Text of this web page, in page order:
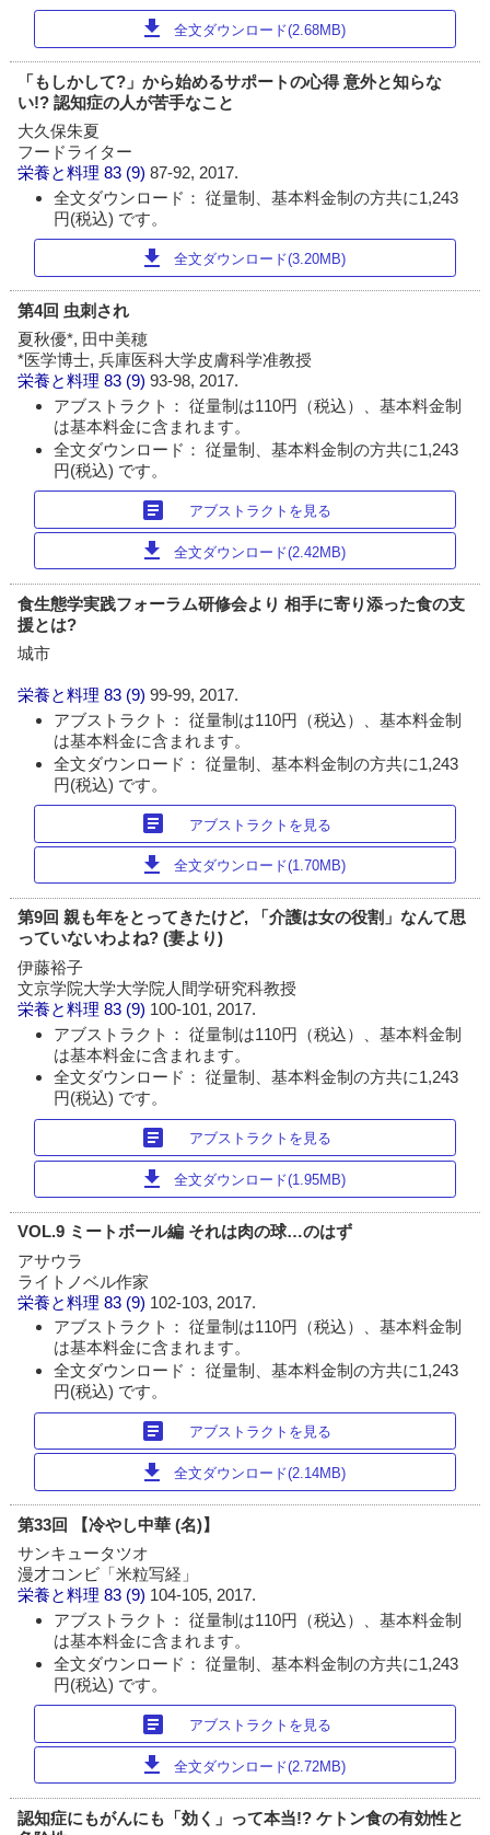
download 全文ダウンロード(2.68MB)
「もしかして?」から始めるサポートの心得 意外と知らな
い!? 認知症の人が苦手なこと
大久保朱夏
フードライター
栄養と料理 83 (9)87-92, 2017.
全文ダウンロード： 従量制、基本料金制の方共に1,243
円(税込) です。
download 全文ダウンロード(3.20MB)
第4回 虫刺され
夏秋優*, 田中美穂
*医学博士, 兵庫医科大学皮膚科学准教授
栄養と料理 83 (9)93-98, 2017.
アブストラクト： 従量制は110円（税込）、基本料金制
は基本料金に含まれます。
全文ダウンロード： 従量制、基本料金制の方共に1,243
円(税込) です。
article アブストラクトを見る
download 全文ダウンロード(2.42MB)
食生態学実践フォーラム研修会より 相手に寄り添った食の支
援とは?
城市
栄養と料理 83 (9)99-99, 2017.
アブストラクト： 従量制は110円（税込）、基本料金制
は基本料金に含まれます。
全文ダウンロード： 従量制、基本料金制の方共に1,243
円(税込) です。
article アブストラクトを見る
download 全文ダウンロード(1.70MB)
第9回 親も年をとってきたけど, 「介護は女の役割」なんて思
っていないわよね? (妻より)
伊藤裕子
文京学院大学大学院人間学研究科教授
栄養と料理 83 (9) 100-101, 2017.
アブストラクト： 従量制は110円（税込）、基本料金制
は基本料金に含まれます。
全文ダウンロード： 従量制、基本料金制の方共に1,243
円(税込) です。
article アブストラクトを見る
download 全文ダウンロード(1.95MB)
VOL.9 ミートボール編 それは肉の球…のはず
アサウラ
ライトノベル作家
栄養と料理 83 (9) 102-103, 2017.
アブストラクト： 従量制は110円（税込）、基本料金制
は基本料金に含まれます。
全文ダウンロード： 従量制、基本料金制の方共に1,243
円(税込) です。
article アブストラクトを見る
download 全文ダウンロード(2.14MB)
第33回 【冷やし中華 (名)】
サンキュータツオ
漫才コンビ「米粒写経」
栄養と料理 83 (9) 104-105, 2017.
アブストラクト： 従量制は110円（税込）、基本料金制
は基本料金に含まれます。
全文ダウンロード： 従量制、基本料金制の方共に1,243
円(税込) です。
article アブストラクトを見る
download 全文ダウンロード(2.72MB)
認知症にもがんにも「効く」って本当!? ケトン食の有効性と